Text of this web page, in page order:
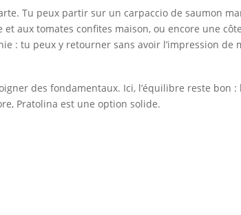
Tu peux partir sur un carpaccio de saumon
et aux tomates confites maison, ou encore une
: tu peux y retourner sans avoir l’impression de
des fondamentaux. Ici, l’équilibre reste
Pratolina est une option solide.